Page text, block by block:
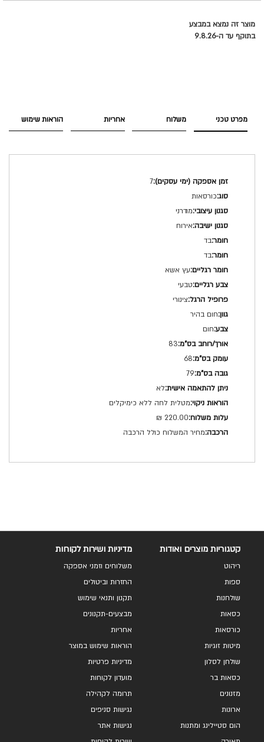
מוצר זה נמצא במבצע
בתוקף עד ה-9.8.26
מפרט טכני
מפרט
טכני
7
כורסאות
מודרני
אירוח
בד
בד
עץ אשא
טבעי
צינורי
חום בהיר
חום
83
68
79
לא
מטלית לחה ללא כימיקלים
220.00 ₪
מחיר המשלוח כולל הרכבה
משלוח אחריות הוראות שימוש
קטגוריות מוצרים ואודות
ריהוט
ספות
שולחנות
כסאות
כורסאות
מיטות זוגיות
שולחן לסלון
כסאות בר
מזנונים
ארונות
הום סטיילינג ומתנות
מדיניות ושירות לקוחות
משלוחים וזמני אספקה
החזרות וביטולים
תקנון ותנאי שימוש
מבצעים-תקנונים
אחריות
הוראות שימוש במוצר
מדיניות פרטיות
מועדון לקוחות
תרומה לקהילה
נגישות סניפים
נגישות אתר